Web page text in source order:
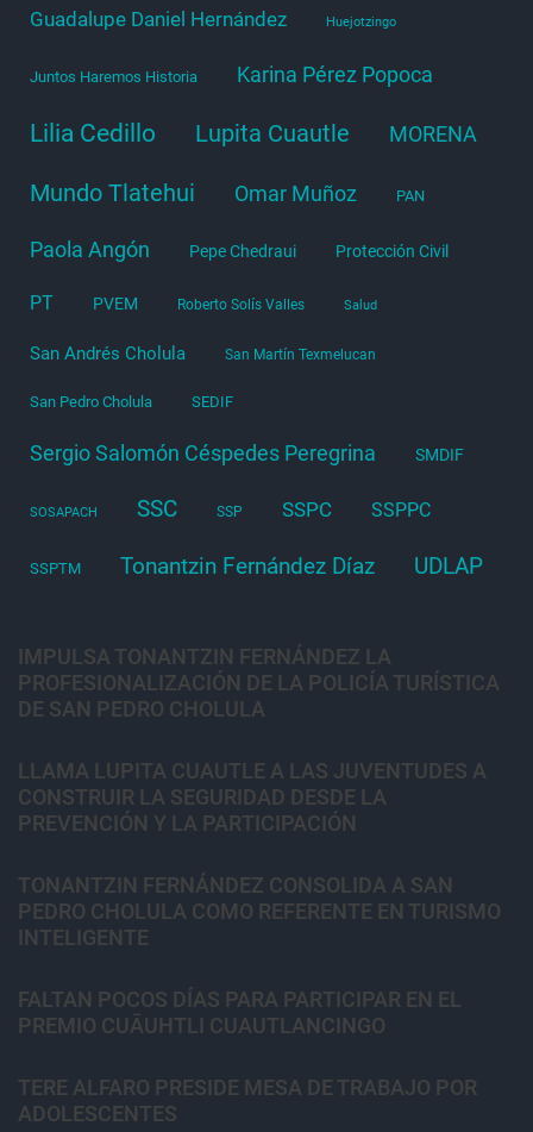
Guadalupe Daniel Hernández Huejotzingo
Juntos Haremos Historia Karina Pérez Popoca
Lilia Cedillo Lupita Cuautle MORENA
Mundo Tlatehui Omar Muñoz PAN
Paola Angón Pepe Chedraui Protección Civil
PT PVEM Roberto Solís Valles Salud
San Andrés Cholula San Martín Texmelucan
San Pedro Cholula SEDIF
Sergio Salomón Céspedes Peregrina SMDIF
SOSAPACH SSC SSP SSPC SSPPC
SSPTM Tonantzin Fernández Díaz UDLAP
IMPULSA TONANTZIN FERNÁNDEZ LA
PROFESIONALIZACIÓN DE LA POLICÍA TURÍSTICA
DE SAN PEDRO CHOLULA
LLAMA LUPITA CUAUTLE A LAS JUVENTUDES A
CONSTRUIR LA SEGURIDAD DESDE LA
PREVENCIÓN Y LA PARTICIPACIÓN
TONANTZIN FERNÁNDEZ CONSOLIDA A SAN
PEDRO CHOLULA COMO REFERENTE EN TURISMO
INTELIGENTE
FALTAN POCOS DÍAS PARA PARTICIPAR EN EL
PREMIO CUĀUHTLI CUAUTLANCINGO
TERE ALFARO PRESIDE MESA DE TRABAJO POR
ADOLESCENTES